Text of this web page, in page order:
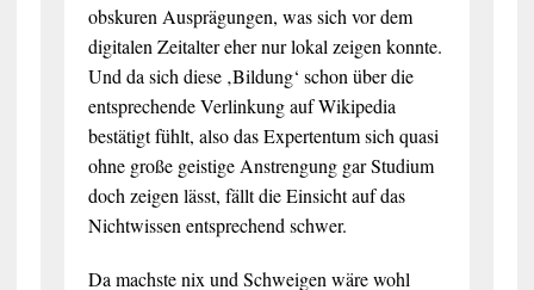
obskuren Ausprägungen, was sich vor dem
digitalen Zeitalter eher nur lokal zeigen konnte.
Und da sich diese ‚Bildung‘ schon über die
entsprechende Verlinkung auf Wikipedia
bestätigt fühlt, also das Expertentum sich quasi
ohne große geistige Anstrengung gar Studium
doch zeigen lässt, fällt die Einsicht auf das
Nichtwissen entsprechend schwer.
Da machste nix und Schweigen wäre wohl